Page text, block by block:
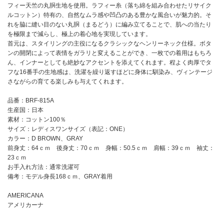
フィー天竺の丸胴生地を使用。ラフィー糸（落ち綿を組み合わせたリサイク
ルコットン）特有の、自然なムラ感や凹凸のある豊かな風合いが魅力的。そ
れを脇に縫い目のない丸胴（まるどう）に編み立てることで、肌への当たり
を極限まで減らし、極上の着心地を実現しています。
首元は、スタイリングの主役になるクラシックなヘンリーネック仕様。ボタ
ンの開閉によって表情をガラリと変えることができ、一枚での着用はもちろ
ん、インナーとしても絶妙なアクセントを添えてくれます。程よく肉厚でタ
フな16番手の生地感は、洗濯を繰り返すほどに身体に馴染み、ヴィンテージ
さながらの育てる楽しみも与えてくれます。
品番：BRF-815A
生産国：日本
素材：コットン100％
サイズ：レディスワンサイズ（表記：ONE）
カラー：D BROWN、GRAY
前身丈：64ｃｍ 後身丈：70ｃｍ 身幅：50.5ｃｍ 肩幅：39ｃｍ 袖丈：
23ｃｍ
お手入れ方法：通常洗濯可
備考：モデル身長168ｃｍ、GRAY着用
AMERICANA
アメリカーナ